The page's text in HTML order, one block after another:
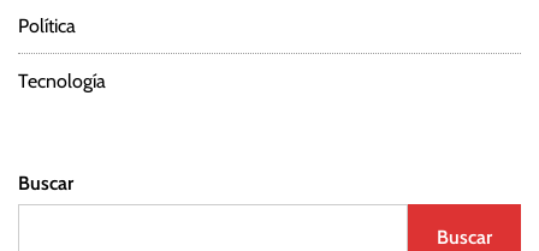
Política
Tecnología
Buscar
Buscar